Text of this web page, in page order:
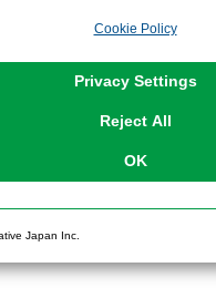
Necessary Cookies, please
Cookie Policy
Privacy Settings
Reject All
OK
Japan Inc.